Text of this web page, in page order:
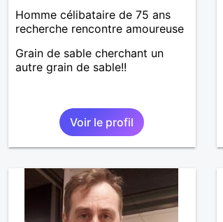
Homme célibataire de 75 ans
recherche rencontre amoureuse
Grain de sable cherchant un
autre grain de sable!!
Voir le profil